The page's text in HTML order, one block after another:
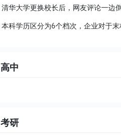
清华大学更换校长后，网友评论一边
本科学历区分为6个档次，企业对于
高中
考研